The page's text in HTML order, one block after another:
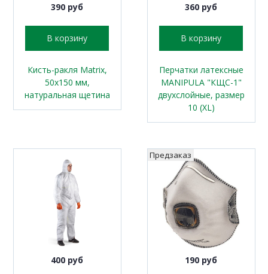
390 руб
В корзину
Кисть-ракля Matrix,
50х150 мм,
натуральная щетина
360 руб
В корзину
Перчатки латексные
MANIPULA "КЩС-1"
двухслойные, размер
10 (XL)
400 руб
Предзаказ
190 руб